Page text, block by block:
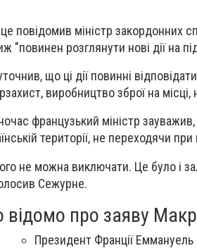
повідомив міністр закордонних
"повинен розглянути нові дії на
що ці дії повинні
виробництво зброї на місці,
французький міністр
території, не переходячи
не можна виключати. Це було і
Сежурне.
про заяву
Президент Франції